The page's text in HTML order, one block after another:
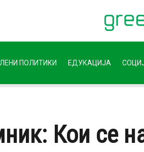
ПОЛИТИКИ ЕДУКАЦИЈА
Кои се